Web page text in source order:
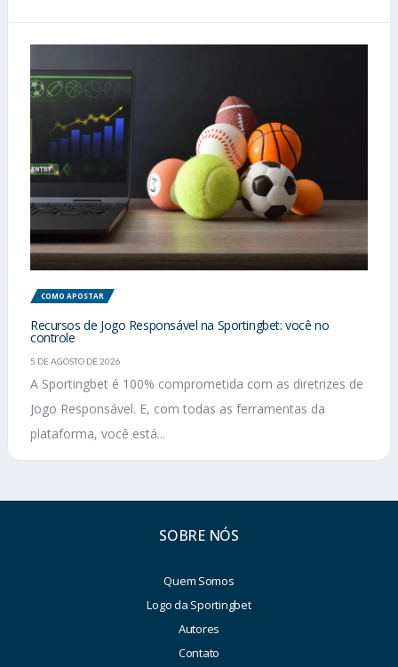
COMO APOSTAR
Recursos de Jogo Responsável na Sportingbet: você no
controle
5 DE AGOSTO DE 2026
A Sportingbet é 100% comprometida com as diretrizes de
Jogo Responsável. E, com todas as ferramentas da
plataforma, você está...
SOBRE NÓS
Quem Somos
Logo da Sportingbet
Autores
Contato